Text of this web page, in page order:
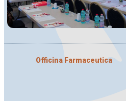
Officina Farmaceutica